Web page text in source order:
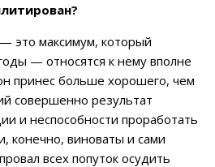
это максимум, который
— относятся к нему вполне
принес больше хорошего, чем
совершенно результат
и неспособности проработать
конечно, виноваты и сами
всех попуток осудить